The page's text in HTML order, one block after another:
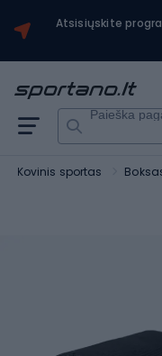
Atsisiųskite
Paieška
Kovinis sportas